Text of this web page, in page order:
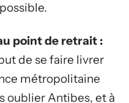
point de retrait :
de se faire livrer
métropolitaine
oublier Antibes, et à